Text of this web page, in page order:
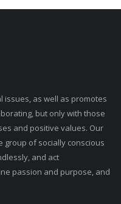
issues, as well as promotes
but only with those
and positive values. Our
group of socially conscious
and act
passion and purpose, and